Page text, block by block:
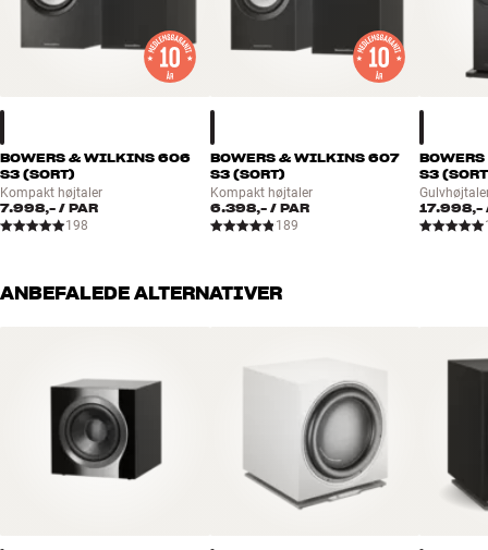
BOWERS & WILKINS 606
S3 (SORT)
Kompakt højtaler
7.998,- / PAR
198
BOWERS & WILKINS 607
S3 (SORT)
Kompakt højtaler
6.398,-/ PAR
189
S3
17.998,-
ANBEFALEDE ALTERNATIVER